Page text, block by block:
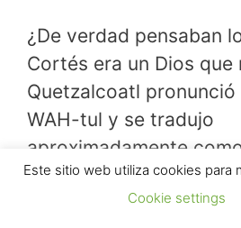
¿De verdad pensaban
Cortés era un Dios que
Quetzalcoatl
WAH-tul y se tradujo
aproximadamente
emplumada», la
emplumada» o la
Este sitio web utiliza cookies para
Cookie settings